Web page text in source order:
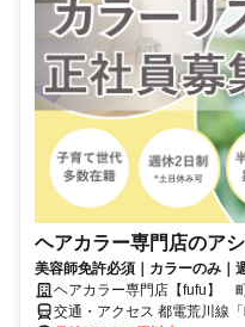
ヘアカラー専門店のア
美容師免許必須｜カラーのみ｜
ヘアカラー専門店【fufu】
交通・アクセス 都電荒川線